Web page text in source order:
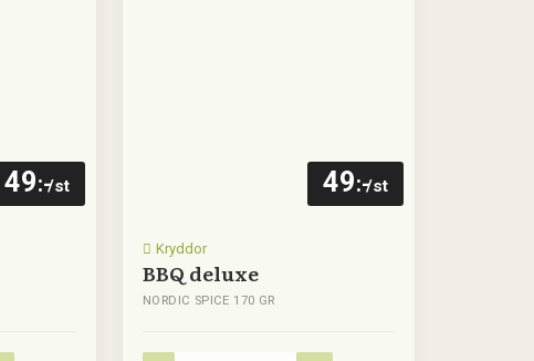
49:-/st 49:-/st
Kryddor
BBQ deluxe
NORDIC SPICE 170 GR